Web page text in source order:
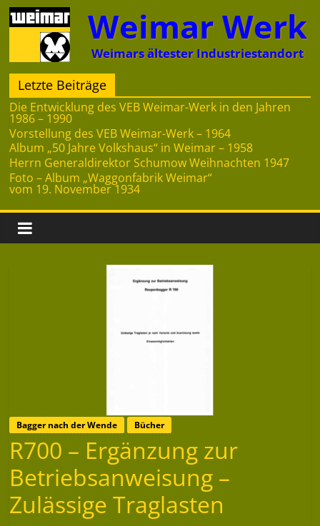
Zum
Inhalt
springen
Weimar Werk
Weimars ältester Industriestandort
Letzte Beiträge
Die Entwicklung des VEB Weimar-Werk in den Jahren
1986 – 1990
Vorstellung des VEB Weimar-Werk – 1964
Album „50 Jahre Volkshaus“ in Weimar – 1958
Herrn Generaldirektor Schumow Weihnachten 1947
Foto – Album „Waggonfabrik Weimar“
vom 19. November 1934
Bagger nach der Wende Bücher
R700 – Ergänzung zur
Betriebsanweisung –
Zulässige Traglasten